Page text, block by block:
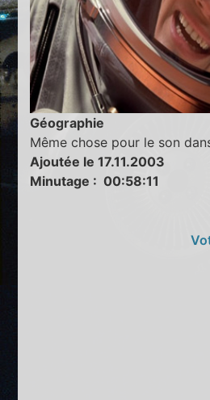
Géographie
Même chose pour le son
Ajoutée le 17.11.2003
Minutage : 00:58:11